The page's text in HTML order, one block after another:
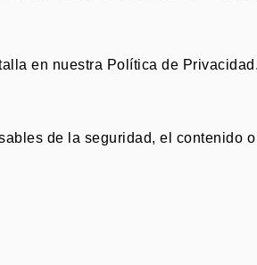
en nuestra Política de Privacidad .
de la seguridad, el contenido